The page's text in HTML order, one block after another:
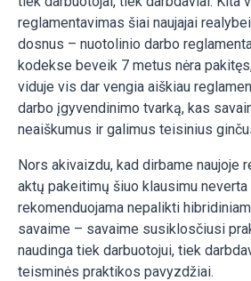
reglamentavimas šiai naujajai
dosnus – nuotolinio darbo
kodekse beveik 7 metus nėra
viduje vis dar vengia aiškiau
darbo įgyvendinimo tvarką, kas
neaiškumus ir galimus teisinius
Nors akivaizdu, kad dirbame naujoje
aktų pakeitimų šiuo klausimu
rekomenduojama nepalikti
savaime – savaime susiklosčiusi
naudinga tiek darbuotojui, tiek
teisminės praktikos pavyzdžiai.